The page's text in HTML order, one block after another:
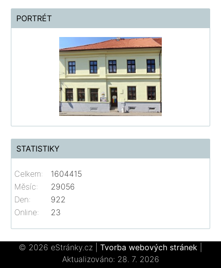
PORTRÉT
STATISTIKY
Online: 23
Celkem:
1604415
Měsíc:
29056
Den:
922
© 2026 eStránky.cz Tvorba webových stránek
Aktualizováno: 28. 7. 2026